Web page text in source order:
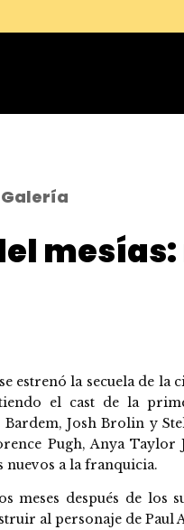
Galería
estrenó la secuela de
el cast de la
Bardem, Josh Brolin y
Pugh, Anya Taylor
nuevos a la franquicia.
meses después de los
al personaje de Paul